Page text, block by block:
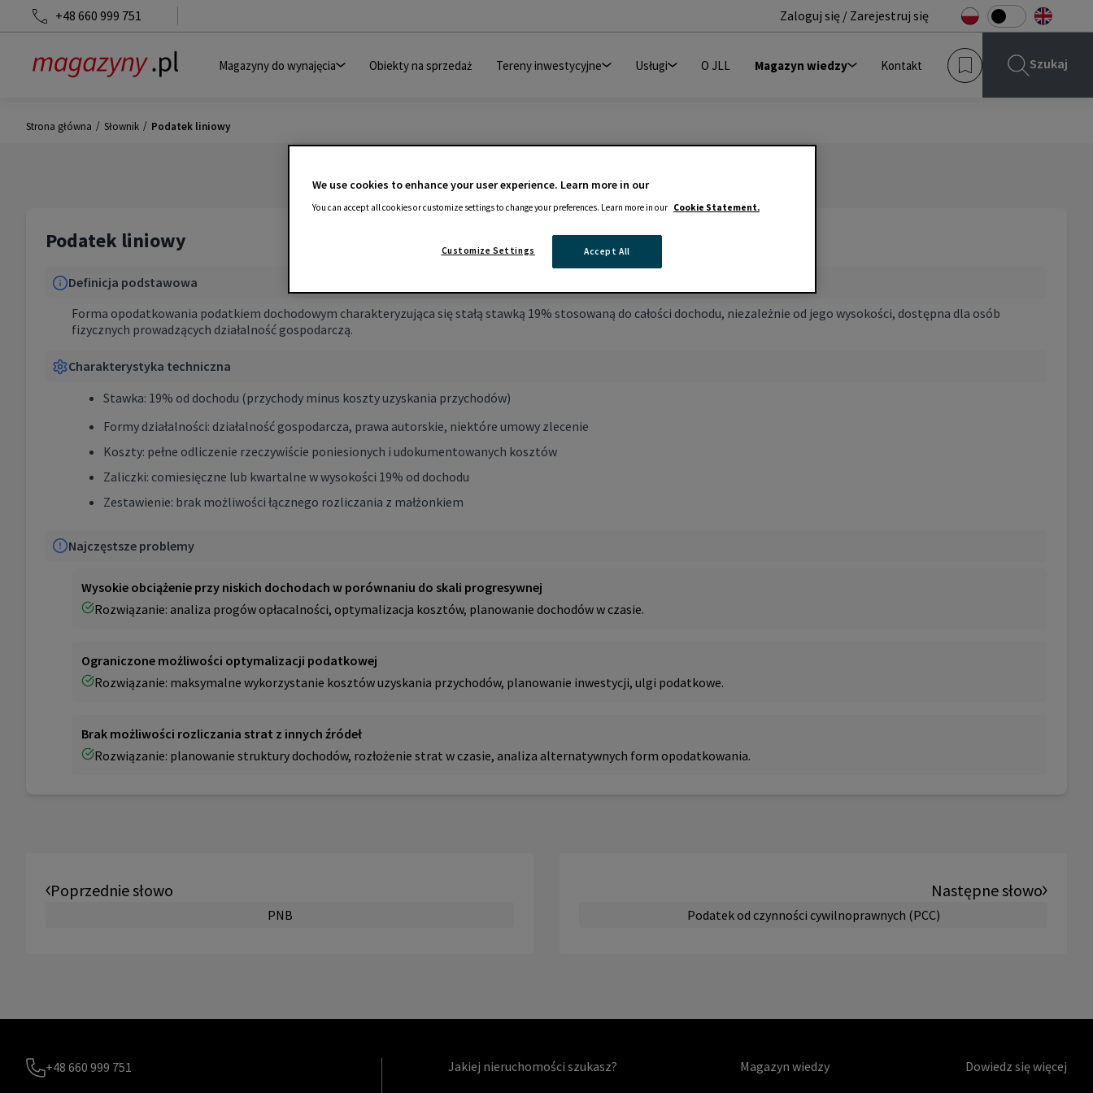
+48 660 999 751 Zaloguj się / Zarejestruj się
Magazyny do wynajęcia Obiekty na sprzedaż Tereny inwestycyjne Usługi O JLL Magazyn wiedzy Kontakt Szukaj
Strona główna / Słownik / Podatek liniowy
Podatek liniowy
Definicja podstawowa
Forma opodatkowania podatkiem dochodowym charakteryzująca się stałą stawką 19% stosowaną do całości dochodu, niezależnie od jego wysokości, dostępna dla osób
fizycznych prowadzących działalność gospodarczą.
Charakterystyka techniczna
Stawka: 19% od dochodu (przychody minus koszty uzyskania przychodów)
Formy działalności: działalność gospodarcza, prawa autorskie, niektóre umowy zlecenie
Koszty: pełne odliczenie rzeczywiście poniesionych i udokumentowanych kosztów
Zaliczki: comiesięczne lub kwartalne w wysokości 19% od dochodu
Zestawienie: brak możliwości łącznego rozliczania z małżonkiem
Najczęstsze problemy
Wysokie obciążenie przy niskich dochodach w porównaniu do skali progresywnej
Rozwiązanie: analiza progów opłacalności, optymalizacja kosztów, planowanie dochodów w czasie.
Ograniczone możliwości optymalizacji podatkowej
Rozwiązanie: maksymalne wykorzystanie kosztów uzyskania przychodów, planowanie inwestycji, ulgi podatkowe.
Brak możliwości rozliczania strat z innych źródeł
Rozwiązanie: planowanie struktury dochodów, rozłożenie strat w czasie, analiza alternatywnych form opodatkowania.
Poprzednie słowo
PNB
Następne słowo
Podatek od czynności cywilnoprawnych (PCC)
+48 660 999 751 Jakiej nieruchomości szukasz? Magazyn wiedzy Dowiedz się więcej
We use cookies to enhance your user experience. Learn more in our
You can accept all cookies or customize settings to change your preferences. Learn more in our Cookie Statement.
Accept All
Customize Settings